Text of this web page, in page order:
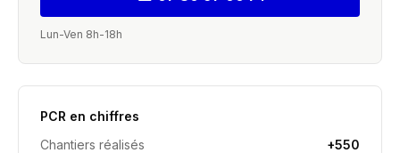
Lun-Ven 8h-18h
PCR en chiffres
Chantiers réalisés
+550